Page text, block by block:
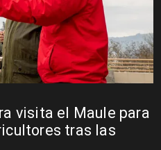
visita el Maule para
tras las